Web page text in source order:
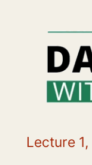
Lecture 1,